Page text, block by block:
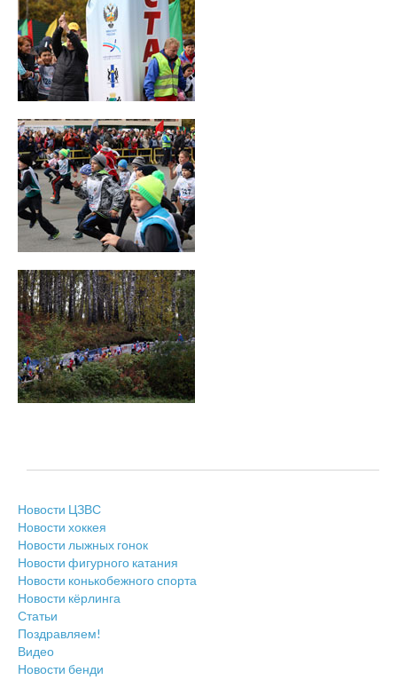
Новости ЦЗВС
Новости хоккея
Новости лыжных гонок
Новости фигурного катания
Новости конькобежного спорта
Новости кёрлинга
Статьи
Поздравляем!
Видео
Новости бенди